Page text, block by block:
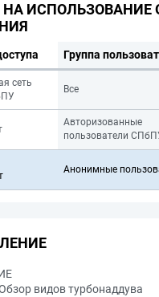
НА ИСПОЛЬЗОВАНИЕ
Группа
сеть
Все
Авторизованные
пользователи
Анонимные
видов турбонаддува